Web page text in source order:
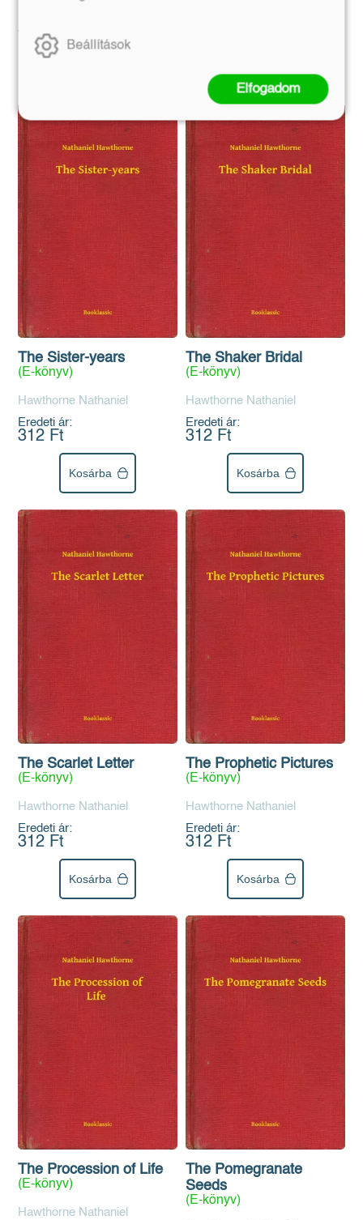
312 Ft
The Sister-years
(E-könyv)
Hawthorne Nathaniel
Eredeti ár:
312 Ft
Kosárba
The Shaker Bridal
(E-könyv)
Hawthorne Nathaniel
Eredeti ár:
312 Ft
Kosárba
The Scarlet Letter
(E-könyv)
Hawthorne Nathaniel
Eredeti ár:
312 Ft
Kosárba
The Prophetic Pictures
(E-könyv)
Hawthorne Nathaniel
Eredeti ár:
312 Ft
Kosárba
The Procession of Life
(E-könyv)
Hawthorne Nathaniel
The Pomegranate
Seeds
(E-könyv)
Beállítások
Elfogadom